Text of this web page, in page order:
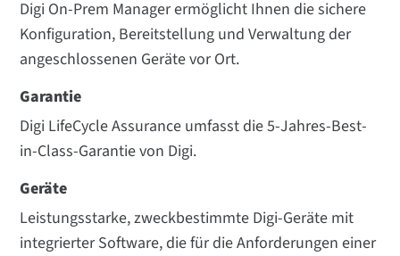
Digi On-Prem Managerermöglicht Ihnen die sichere
Konfiguration, Bereitstellung und Verwaltung der
angeschlossenen Geräte vor Ort.
Garantie
Digi LifeCycle Assurance umfasst die 5-Jahres-Best-
in-Class-Garantie von Digi.
Geräte
Leistungsstarke, zweckbestimmte Digi-Geräte mit
integrierter Software, die für die Anforderungen einer